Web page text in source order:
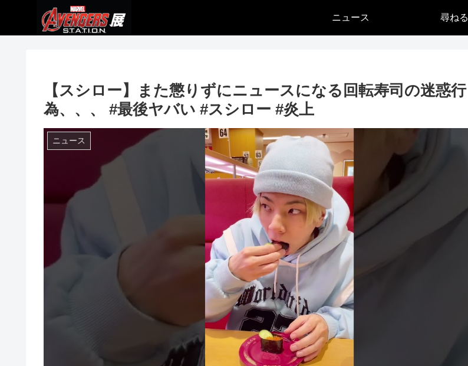
ニュース 尋ねる
【スシロー】また懲りずにニュースになる回転寿司の迷惑行
為、、、 #最後ヤバい #スシロー #炎上
ニュース